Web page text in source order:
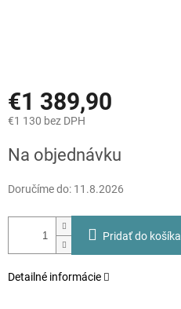
€1 389,90
€1 130 bez DPH
cena:
Na objednávku
Doručíme do: 11.8.2026
Pridať do košíka
Detailné informácie